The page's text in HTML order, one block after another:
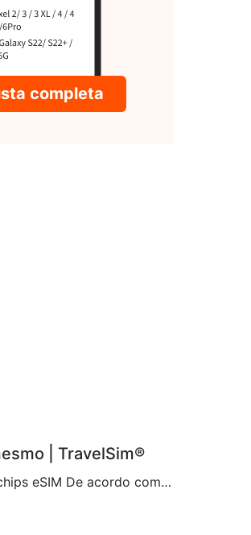
completa
| TravelSim®
Abraçando uma nova era de conectividade com os chips eSIM De acordo com Brian X. Chen, redator-chefe de tecnologia de consumo do The New York Times, não demorará muito para que “o chip físico não exista mais“. Aparentemente, isso se deve à decisão da Apple de eliminar a bandeja de chip do iPhone 14, tornando-o […]